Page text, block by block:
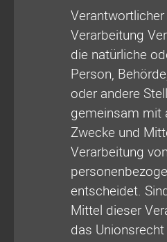
Verarbeitung
die natürliche
Person,
oder andere
gemeinsam mit
Zwecke und
Verarbeitung von
entscheidet.
Mittel dieser
das